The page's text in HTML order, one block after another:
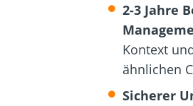
2-3 Jahre
Kontext
ähnlichen
Sicherer